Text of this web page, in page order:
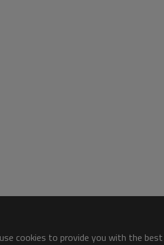
cookies to provide you with the